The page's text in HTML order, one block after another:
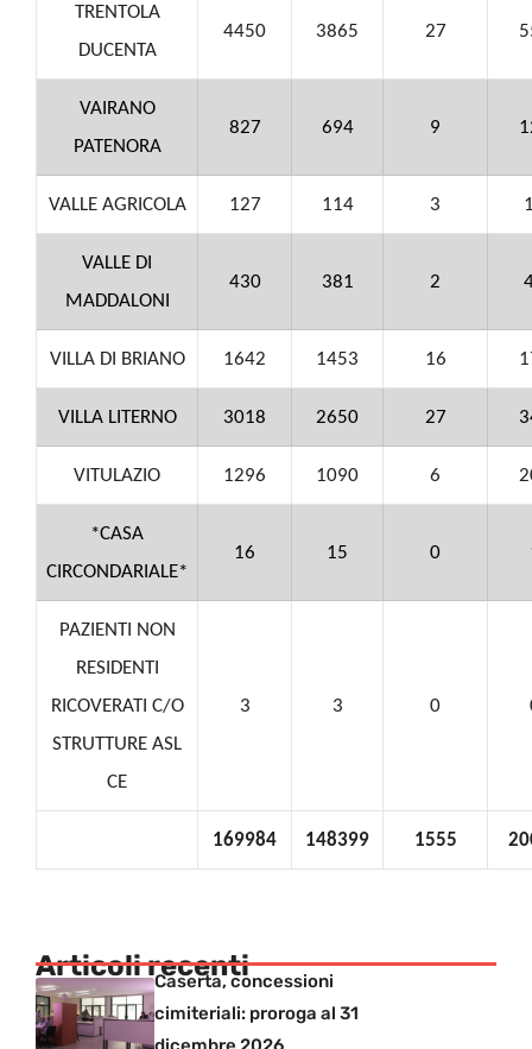
TRENTOLA
DUCENTA
4450 3865 27
VAIRANO
PATENORA
827 694 9
VALLE AGRICOLA 127 114 3
VALLE DI
MADDALONI
430 381 2
VILLA DI BRIANO 1642 1453 16
VILLA LITERNO 3018 2650 27
VITULAZIO 1296 1090 6
*CASA
CIRCONDARIALE*
16 15 0
PAZIENTI NON
RESIDENTI
RICOVERATI C/O
STRUTTURE ASL
CE
3 3 0
169984 148399 1555
Articoli recenti
Caserta, concessioni
cimiteriali: proroga al 31